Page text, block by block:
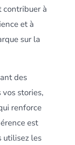
contribuer à
et à
sur la
des
stories,
renforce
est
utilisez les